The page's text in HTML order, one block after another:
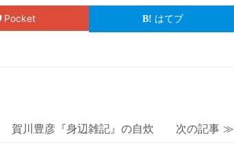
Pocket はてブ
賀川豊彦『身辺雑記』の自炊 次の記事 ≫